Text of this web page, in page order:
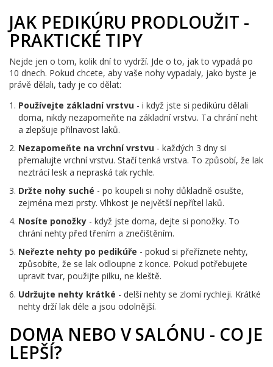
JAK PEDIKÚRU PRODLOUŽIT -
PRAKTICKÉ TIPY
Nejde jen o tom, kolik dní to vydrží. Jde o to, jak to vypadá po
10 dnech. Pokud chcete, aby vaše nohy vypadaly, jako byste je
právě dělali, tady je co dělat:
Používejte základní vrstvu - i když jste si pedikúru dělali
doma, nikdy nezapomeňte na základní vrstvu. Ta chrání neht
a zlepšuje přilnavost laků.
Nezapomeňte na vrchní vrstvu - každých 3 dny si
přemalujte vrchní vrstvu. Stačí tenká vrstva. To způsobí, že lak
neztrácí lesk a nepraská tak rychle.
Držte nohy suché - po koupeli si nohy důkladně osušte,
zejména mezi prsty. Vlhkost je největší nepřítel laků.
Nosíte ponožky - když jste doma, dejte si ponožky. To
chrání nehty před třením a znečištěním.
Neřezte nehty po pedikúře - pokud si přeříznete nehty,
způsobíte, že se lak odloupne z konce. Pokud potřebujete
upravit tvar, použijte pilku, ne kleště.
Udržujte nehty krátké - delší nehty se zlomí rychleji. Krátké
nehty drží lak déle a jsou odolnější.
DOMA NEBO V SALÓNU - CO JE
LEPŠÍ?